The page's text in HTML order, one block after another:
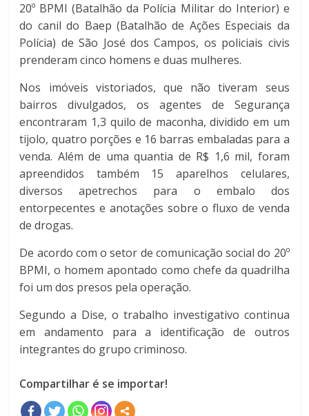
20º BPMI (Batalhão da Polícia Militar do Interior) e
do canil do Baep (Batalhão de Ações Especiais da
Polícia) de São José dos Campos, os policiais civis
prenderam cinco homens e duas mulheres.
Nos imóveis vistoriados, que não tiveram seus
bairros divulgados, os agentes de Segurança
encontraram 1,3 quilo de maconha, dividido em um
tijolo, quatro porções e 16 barras embaladas para a
venda. Além de uma quantia de R$ 1,6 mil, foram
apreendidos também 15 aparelhos celulares,
diversos apetrechos para o embalo dos
entorpecentes e anotações sobre o fluxo de venda
de drogas.
De acordo com o setor de comunicação social do 20º
BPMI, o homem apontado como chefe da quadrilha
foi um dos presos pela operação.
Segundo a Dise, o trabalho investigativo continua
em andamento para a identificação de outros
integrantes do grupo criminoso.
Compartilhar é se importar!